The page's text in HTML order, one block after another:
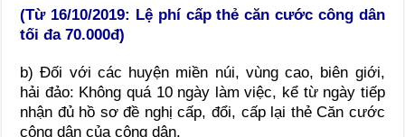
(Từ 16/10/2019: Lệ phí cấp thẻ căn cước công dân
tối đa 70.000đ)
b) Đối với các huyện miền núi, vùng cao, biên giới,
hải đảo: Không quá 10 ngày làm việc, kể từ ngày tiếp
nhận đủ hồ sơ đề nghị cấp, đổi, cấp lại thẻ Căn cước
công dân của công dân.